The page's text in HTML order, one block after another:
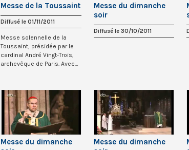
Messe de la Toussaint
Diffusé le 01/11/2011
Messe solennelle de la
Toussaint, présidée par le
cardinal André Vingt-Trois,
archevêque de Paris. Avec
Messe du dimanche
soir
Diffusé le 30/10/2011
Messe du dimanche
Messe du dimanche